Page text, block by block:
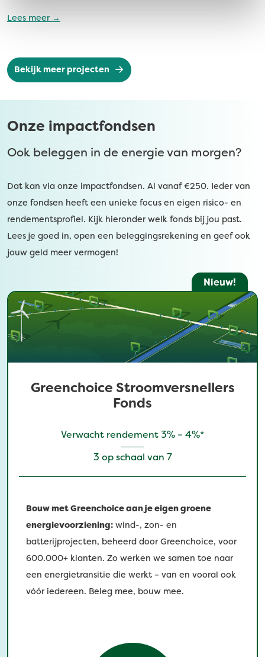
Lees meer →
Bekijk meer projecten
Onze impactfondsen
Ook beleggen in de energie van morgen?
Dat kan via onze impactfondsen. Al vanaf €250. Ieder van
onze fondsen heeft een unieke focus en eigen risico- en
rendementsprofiel. Kijk hieronder welk fonds bij jou past.
Lees je goed in, open een beleggingsrekening en geef ook
jouw geld meer vermogen!
Nieuw!
Greenchoice Stroomversnellers
Fonds
Verwacht rendement 3% – 4%*
3 op schaal van 7
Bouw met Greenchoice aan je eigen groene
energievoorziening: wind-, zon- en
batterijprojecten, beheerd door Greenchoice, voor
600.000+ klanten. Zo werken we samen toe naar
een energietransitie die werkt – van en vooral ook
vóór iedereen. Beleg mee, bouw mee.